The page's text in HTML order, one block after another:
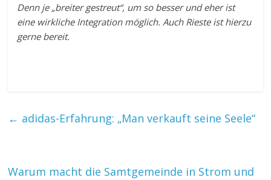
Denn je „breiter gestreut“, um so besser und eher ist
eine wirkliche Integration möglich. Auch Rieste ist hierzu
gerne bereit.
← adidas-Erfahrung: „Man verkauft seine Seele“
Warum macht die Samtgemeinde in Strom und